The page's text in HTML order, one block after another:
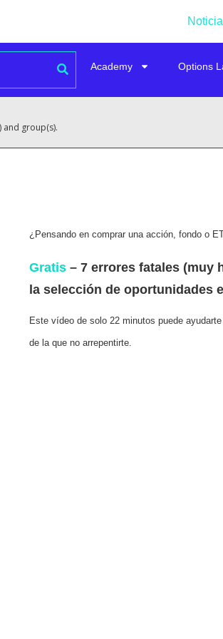
Academy Options
group(s).
¿Pensando en comprar una acción, fondo o
Gratis– 7 errores fatales (muy
la selección de oportunidades
Este vídeo de solo 22 minutos puede
de la que no arrepentirte.